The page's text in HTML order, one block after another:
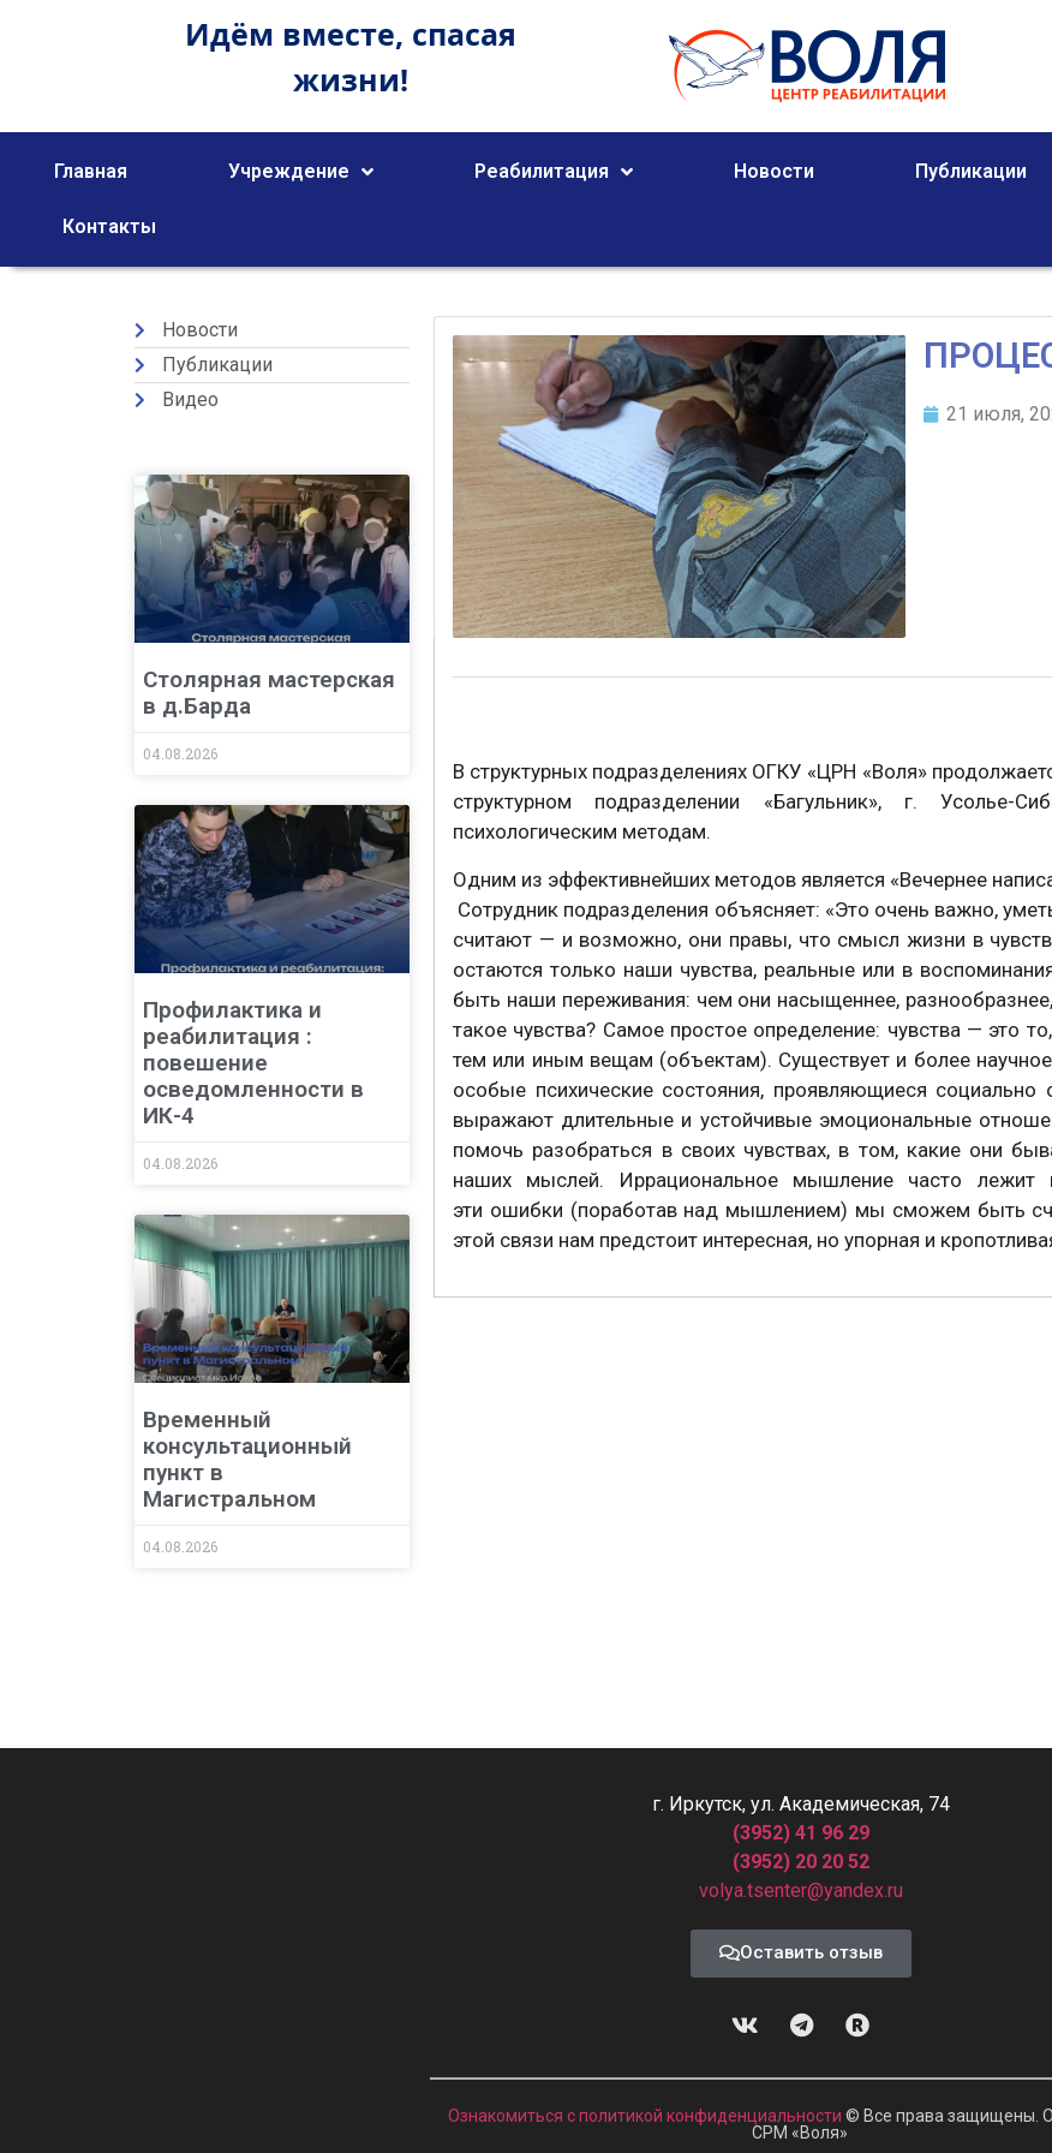
Идём вместе, спасая
жизни!
Главная Учреждение Реабилитация Новости Публикации
Контакты
Новости
Публикации
Видео
Столярная мастерская
в д.Барда
04.08.2026
Профилактика и
реабилитация :
повешение
осведомленности в
ИК-4
04.08.2026
Временный
консультационный
пункт в
Магистральном
04.08.2026
21 июля,
В структурных подразделениях ОГКУ «ЦРН «Воля»
структурном подразделении «Багульник», г. Усолье-
психологическим методам.
Одним из эффективнейших методов является «Вечернее
Сотрудник подразделения объясняет: «Это очень важно,
считают — и возможно, они правы, что смысл жизни в
остаются только наши чувства, реальные или в
быть наши переживания: чем они насыщеннее,
такое чувства? Самое простое определение: чувства — это
тем или иным вещам (объектам). Существует и более
особые психические состояния, проявляющиеся
выражают длительные и устойчивые эмоциональные
помочь разобраться в своих чувствах, в том, какие они
наших мыслей. Иррациональное мышление часто лежит
эти ошибки (поработав над мышлением) мы сможем быть
этой связи нам предстоит интересная, но упорная и
г. Иркутск, ул. Академическая, 74
(3952) 41 96 29
(3952) 20 20 52
volya.tsenter@yandex.ru
Оставить отзыв
Ознакомиться с политикой конфиденциальности© Все права защищены.
СРМ «Воля»